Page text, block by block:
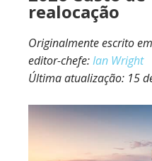
realocação
Originalmente escrito
editor-chefe:Ian Wright
Última atualização: 15